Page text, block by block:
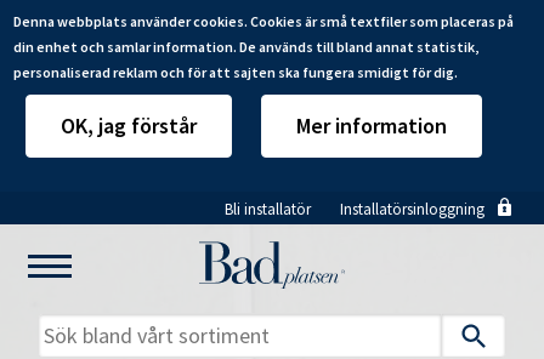
Denna webbplats använder cookies. Cookies är små textfiler som placeras på
din enhet och samlar information. De används till bland annat statistik,
personaliserad reklam och för att sajten ska fungera smidigt för dig.
OK, jag förstår Mer information
till
huvudinnehåll
Bli installatör Installatörsinloggning